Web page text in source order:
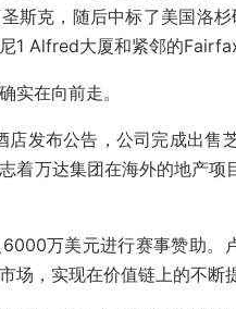
斯克，随后中标了美国洛
1 Alfred大厦和紧邻的
实在向前走。
发布公告，公司完成出售
着万达集团在海外的地产
万美元进行赛事赞助。
场，实现在价值链上的不断